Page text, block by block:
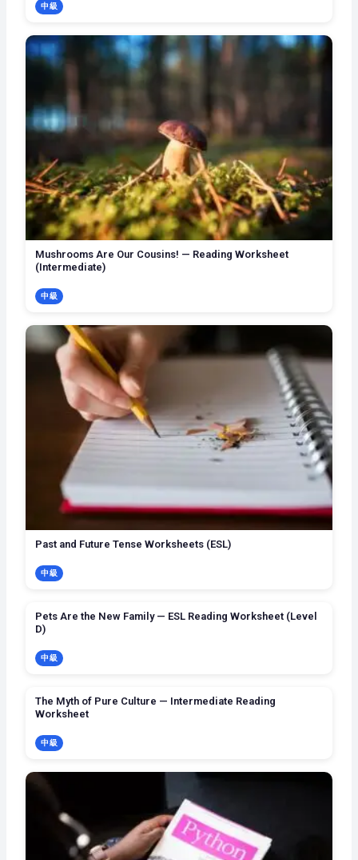
中級
Mushrooms Are Our Cousins! — Reading Worksheet
(Intermediate)
中級
Past and Future Tense Worksheets (ESL)
中級
Pets Are the New Family — ESL Reading Worksheet (Level
D)
中級
The Myth of Pure Culture — Intermediate Reading
Worksheet
中級